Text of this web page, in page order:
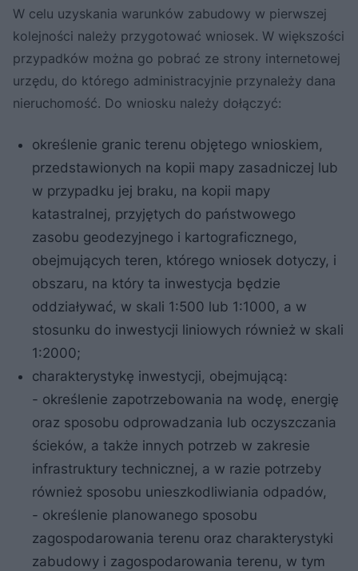
W celu uzyskania warunków zabudowy w pierwszej
kolejności należy przygotować wniosek. W większości
przypadków można go pobrać ze strony internetowej
urzędu, do którego administracyjnie przynależy dana
nieruchomość. Do wniosku należy dołączyć:
określenie granic terenu objętego wnioskiem,
przedstawionych na kopii mapy zasadniczej lub
w przypadku jej braku, na kopii mapy
katastralnej, przyjętych do państwowego
zasobu geodezyjnego i kartograficznego,
obejmujących teren, którego wniosek dotyczy, i
obszaru, na który ta inwestycja będzie
oddziaływać, w skali 1:500 lub 1:1000, a w
stosunku do inwestycji liniowych również w skali
1:2000;
charakterystykę inwestycji, obejmującą:
- określenie zapotrzebowania na wodę, energię
oraz sposobu odprowadzania lub oczyszczania
ścieków, a także innych potrzeb w zakresie
infrastruktury technicznej, a w razie potrzeby
również sposobu unieszkodliwiania odpadów,
- określenie planowanego sposobu
zagospodarowania terenu oraz charakterystyki
zabudowy i zagospodarowania terenu, w tym